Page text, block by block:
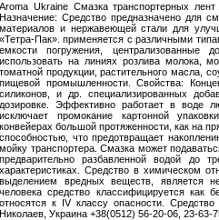
Aroma Ukraine Смазка транспортерных
Назначение: Средство предназначено для
материалов и нержавеющей стали для
«Тетра-Пак». применяется с различными
емкости погружения, централизованные
использовать на линиях розлива молока,
томатной продукции, растительного масла,
пищевой промышленности. Свойства:
силиконов, и др. специализированных
дозировке. Эффективно работает в воде
исключает промокание картонной
конвейерах большой протяженности, как на
способностью, что предотвращает
мойку транспортера. Смазка может
предварительно разбавленной водой до
характеристиках. Средство в химическом
выделением вредных веществ, является
человека средство классифицируется как
относятся к IV классу опасности.
Николаев, Украина +38(0512) 56-20-06, 23-63-